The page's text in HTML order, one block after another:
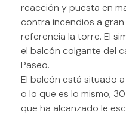
reacción y puesta en
contra incendios a
referencia la torre. El
el balcón colgante del
Paseo.
El balcón está situado
o lo que es lo mismo,
que ha alcanzado le